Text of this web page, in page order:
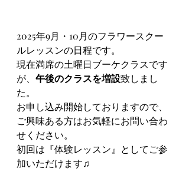
2025年9月・10月のフラワースクー
ルレッスンの日程です。
現在満席の土曜日ブーケクラスです
が、 午後のクラスを増設致しまし
た。
お申し込み開始しておりますので、
ご興味ある方はお気軽にお問い合わ
せください。
初回は『体験レッスン』としてご参
加いただけます♫